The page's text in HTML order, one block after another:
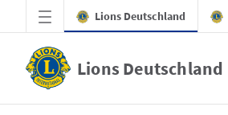
Zum Hauptinhalt springen
Lions Deutschland
Lions Deutschland